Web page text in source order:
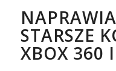
STARSZE
XBOX 360 I